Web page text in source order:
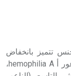
تتميز بانخفاض
مستوى عامل التخثر الثامن في المصل (الناعور أ hemophilia A،